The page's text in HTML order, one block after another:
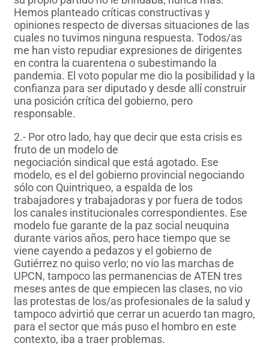
Hemos planteado críticas constructivas y
opiniones respecto de diversas situaciones de las
cuales no tuvimos ninguna respuesta. Todos/as
me han visto repudiar expresiones de dirigentes
en contra la cuarentena o subestimando la
pandemia. El voto popular me dio la posibilidad y la
confianza para ser diputado y desde allí construir
una posición crítica del gobierno, pero
responsable.
2.- Por otro lado, hay que decir que esta crisis es
fruto de un modelo de
negociación sindical que está agotado. Ese
modelo, es el del gobierno provincial negociando
sólo con Quintriqueo, a espalda de los
trabajadores y trabajadoras y por fuera de todos
los canales institucionales correspondientes. Ese
modelo fue garante de la paz social neuquina
durante varios años, pero hace tiempo que se
viene cayendo a pedazos y el gobierno de
Gutiérrez no quiso verlo; no vio las marchas de
UPCN, tampoco las permanencias de ATEN tres
meses antes de que empiecen las clases, no vio
las protestas de los/as profesionales de la salud y
tampoco advirtió que cerrar un acuerdo tan magro,
para el sector que más puso el hombro en este
contexto, iba a traer problemas.